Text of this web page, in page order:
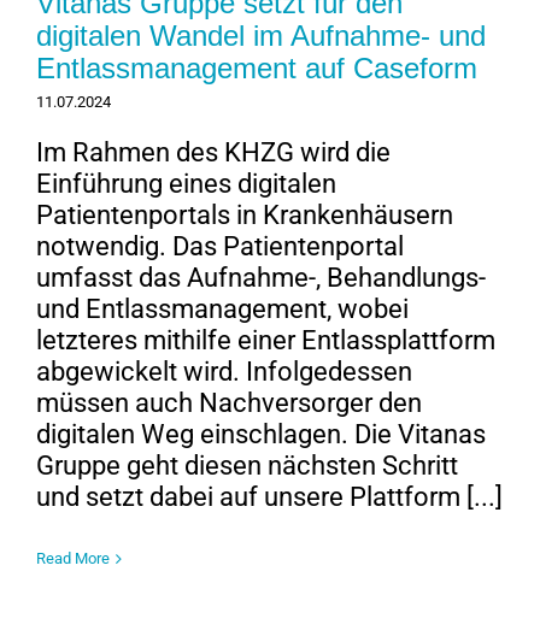
digitalen Wandel im Aufnahme- und
Entlassmanagement auf Caseform
11.07.2024
Im Rahmen des KHZG wird die
Einführung eines digitalen
Patientenportals in Krankenhäusern
notwendig. Das Patientenportal
umfasst das Aufnahme-, Behandlungs-
und Entlassmanagement, wobei
letzteres mithilfe einer Entlassplattform
abgewickelt wird. Infolgedessen
müssen auch Nachversorger den
digitalen Weg einschlagen. Die Vitanas
Gruppe geht diesen nächsten Schritt
und setzt dabei auf unsere Plattform [...]
Read More